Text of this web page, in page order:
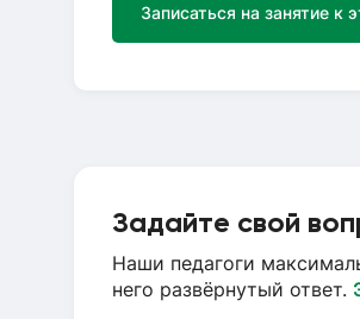
Записаться на занятие к
Задайте свой
Наши педагоги
него развёрнутый ответ.